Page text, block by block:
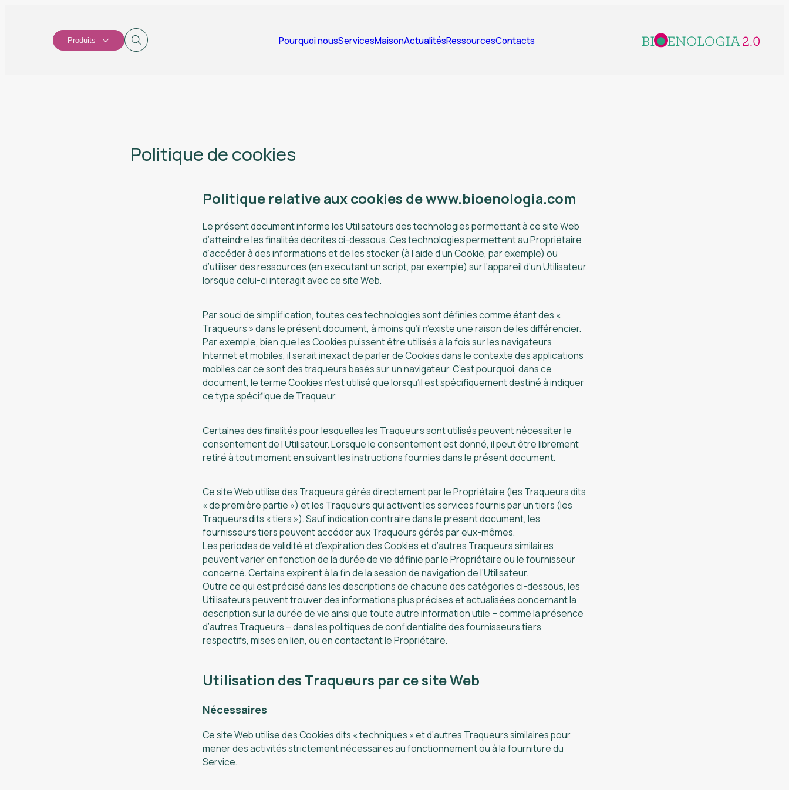
Produits Pourquoi nousServicesMaisonActualitésRessourcesContacts
Politique de cookies
Politique relative aux cookies de www.bioenologia.com
Le présent document informe les Utilisateurs des technologies permettant à ce site Web
d’atteindre les finalités décrites ci-dessous. Ces technologies permettent au Propriétaire
d’accéder à des informations et de les stocker (à l’aide d’un Cookie, par exemple) ou
d’utiliser des ressources (en exécutant un script, par exemple) sur l’appareil d’un Utilisateur
lorsque celui-ci interagit avec ce site Web.
Par souci de simplification, toutes ces technologies sont définies comme étant des «
Traqueurs » dans le présent document, à moins qu’il n’existe une raison de les différencier.
Par exemple, bien que les Cookies puissent être utilisés à la fois sur les navigateurs
Internet et mobiles, il serait inexact de parler de Cookies dans le contexte des applications
mobiles car ce sont des traqueurs basés sur un navigateur. C’est pourquoi, dans ce
document, le terme Cookies n’est utilisé que lorsqu’il est spécifiquement destiné à indiquer
ce type spécifique de Traqueur.
Certaines des finalités pour lesquelles les Traqueurs sont utilisés peuvent nécessiter le
consentement de l’Utilisateur. Lorsque le consentement est donné, il peut être librement
retiré à tout moment en suivant les instructions fournies dans le présent document.
Ce site Web utilise des Traqueurs gérés directement par le Propriétaire (les Traqueurs dits
« de première partie ») et les Traqueurs qui activent les services fournis par un tiers (les
Traqueurs dits « tiers »). Sauf indication contraire dans le présent document, les
fournisseurs tiers peuvent accéder aux Traqueurs gérés par eux-mêmes.
Les périodes de validité et d’expiration des Cookies et d’autres Traqueurs similaires
peuvent varier en fonction de la durée de vie définie par le Propriétaire ou le fournisseur
concerné. Certains expirent à la fin de la session de navigation de l’Utilisateur.
Outre ce qui est précisé dans les descriptions de chacune des catégories ci-dessous, les
Utilisateurs peuvent trouver des informations plus précises et actualisées concernant la
description sur la durée de vie ainsi que toute autre information utile – comme la présence
d’autres Traqueurs – dans les politiques de confidentialité des fournisseurs tiers
respectifs, mises en lien, ou en contactant le Propriétaire.
Utilisation des Traqueurs par ce site Web
Nécessaires
Ce site Web utilise des Cookies dits « techniques » et d’autres Traqueurs similaires pour
mener des activités strictement nécessaires au fonctionnement ou à la fourniture du
Service.